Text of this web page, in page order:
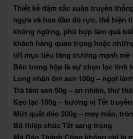
Thiết kế đậm sắc xuân truyền
ngựa và hoa đào đỏ rực, thể hiện
không ngừng, phù hợp làm quà
khách hàng quan trọng hoặc
tới mục tiêu tăng trưởng mạnh mẽ
Bên trong hộp là sự chọn lọc tinh
Long nhãn ôm sen 100g – ngọt
Trà tâm sen 50g – an nhiên, thư
Kẹo lạc 150g – hương vị Tết
Mứt quất dẻo 200g – may mắn,
Bộ thiệp chúc Tết sang trọng